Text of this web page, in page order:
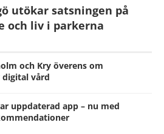
utökar satsningen på
och liv i parkerna
och Kry överens om
vård
uppdaterad app – nu med